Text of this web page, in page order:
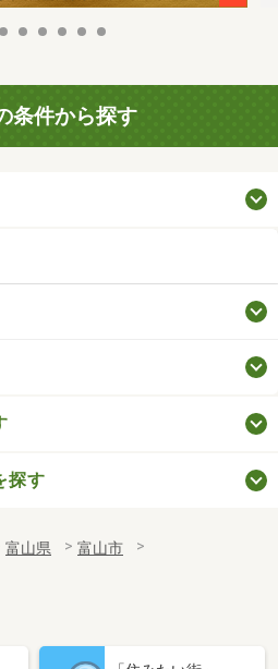
条件から探す
探す
富山県
富山市